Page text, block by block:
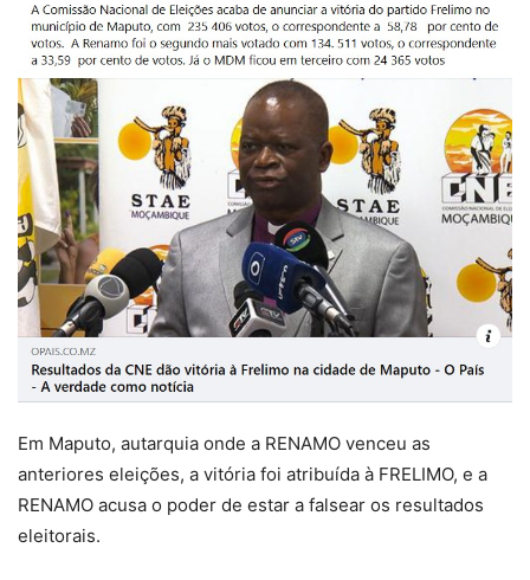
Em Maputo, autarquia onde a RENAMO venceu as
anteriores eleições, a vitória foi atribuída à FRELIMO, e a
RENAMO acusa o poder de estar a falsear os resultados
eleitorais.